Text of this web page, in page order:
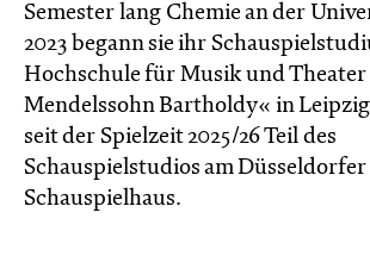
Semester lang Chemie an der
2023 begann sie ihr
Hochschule für Musik und Theater
Mendelssohn Bartholdy« in
seit der Spielzeit 2025/26 Teil des
Schauspielstudios am Düsseldorfer
Schauspielhaus.